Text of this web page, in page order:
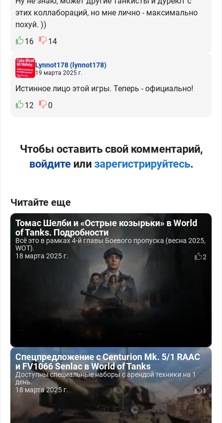
этих коллабораций, но мне лично - максимально
похуй. ))
16
14
Lynnot178(lynnot178)
19 марта 2025 г.
Истинное лицо этой игры. Теперь - официально!
12
0
Чтобы оставить свой комментарий,
войдитеили зарегистрируйтесь.
Читайте еще
Томас Шелби и «Острые козырьки» в World
of Tanks. Подробности
Всё это в рамках 4-й главы Боевого пропуска (весна 2025,
WOT).
18 марта 2025 г.
2
Спецпредложение с Centurion Mk. 5/1 RAAC
и FV1066 Senlac в World of Tanks
Доступны специальные наборы с арендой техники на 1
день.
18 марта 2025 г.
1